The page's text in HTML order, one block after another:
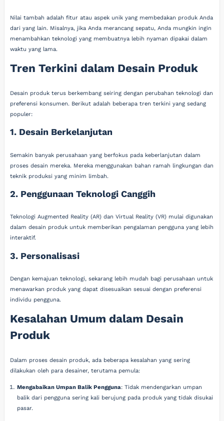
Nilai tambah adalah fitur atau aspek unik yang membedakan produk Anda
dari yang lain. Misalnya, jika Anda merancang sepatu, Anda mungkin ingin
menambahkan teknologi yang membuatnya lebih nyaman dipakai dalam
waktu yang lama.
Tren Terkini dalam Desain Produk
Desain produk terus berkembang seiring dengan perubahan teknologi dan
preferensi konsumen. Berikut adalah beberapa tren terkini yang sedang
populer:
1. Desain Berkelanjutan
Semakin banyak perusahaan yang berfokus pada keberlanjutan dalam
proses desain mereka. Mereka menggunakan bahan ramah lingkungan dan
teknik produksi yang minim limbah.
2. Penggunaan Teknologi Canggih
Teknologi Augmented Reality (AR) dan Virtual Reality (VR) mulai digunakan
dalam desain produk untuk memberikan pengalaman pengguna yang lebih
interaktif.
3. Personalisasi
Dengan kemajuan teknologi, sekarang lebih mudah bagi perusahaan untuk
menawarkan produk yang dapat disesuaikan sesuai dengan preferensi
individu pengguna.
Kesalahan Umum dalam Desain
Produk
Dalam proses desain produk, ada beberapa kesalahan yang sering
dilakukan oleh para desainer, terutama pemula:
Mengabaikan Umpan Balik Pengguna: Tidak mendengarkan umpan
balik dari pengguna sering kali berujung pada produk yang tidak disukai
pasar.